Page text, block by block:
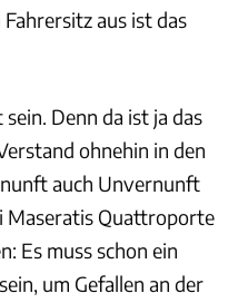
aus ist das
Denn da ist ja das
ohnehin in den
auch Unvernunft
Maseratis Quattroporte
Es muss schon ein
um Gefallen an der